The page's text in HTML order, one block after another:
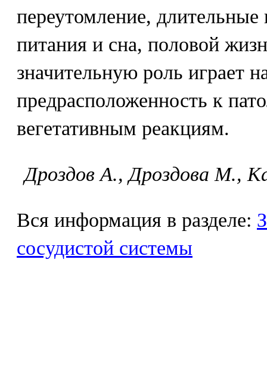
переутомление,
питания и сна, половой
значительную роль играет
предрасположенность к
вегетативным реакциям.
Дpoздoв A., Дpoздoвa M.,
Вся информация в разделе:
сосудистой системы